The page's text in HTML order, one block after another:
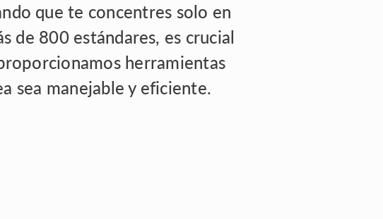
que te concentres solo en
de 800 estándares, es crucial
herramientas
sea manejable y eficiente.